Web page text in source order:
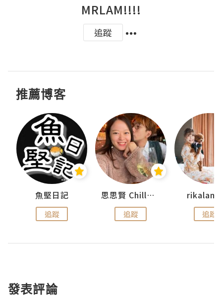
MRLAM!!!!
追蹤
推薦博客
魚堅日記
追蹤
思思賢 ChillMyBabe
追蹤 追蹤
發表評論